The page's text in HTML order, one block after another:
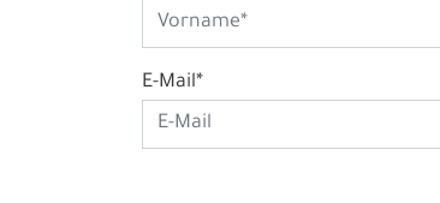
E-Mail*